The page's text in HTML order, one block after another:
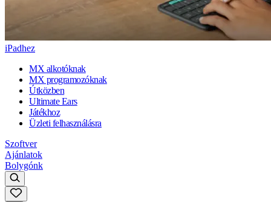
iPadhez
MX alkotóknak
MX programozóknak
Útközben
Ultimate Ears
Játékhoz
Üzleti felhasználásra
Szoftver
Ajánlatok
Bolygónk